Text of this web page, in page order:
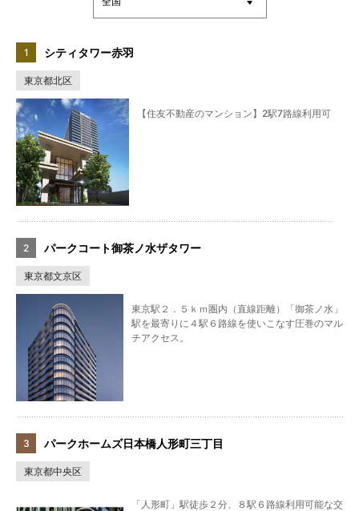
シティタワー赤羽
東京都北区
【住友不動産のマンション】2駅7路線利用可
パークコート御茶ノ水ザタワー
東京都文京区
東京駅２．５ｋｍ圏内（直線距離）「御茶ノ水」
駅を最寄りに４駅６路線を使いこなす圧巻のマル
チアクセス。
パークホームズ日本橋人形町三丁目
東京都中央区
「人形町」駅徒歩２分、８駅６路線利用可能な交